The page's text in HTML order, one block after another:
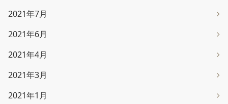
2021年7月
2021年6月
2021年4月
2021年3月
2021年1月